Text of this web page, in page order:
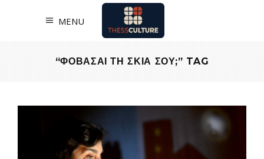
MENU
“ΦΟΒΑΣΑΙ ΤΗ ΣΚΙΑ ΣΟΥ;” TAG